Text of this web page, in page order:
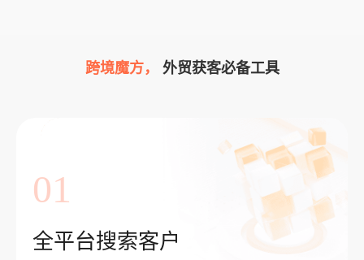
跨境魔方， 外贸获客必备工具
01
全平台搜索客户